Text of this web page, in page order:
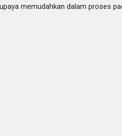
memudahkan dalam proses